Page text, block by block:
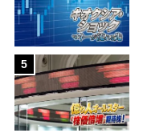
5